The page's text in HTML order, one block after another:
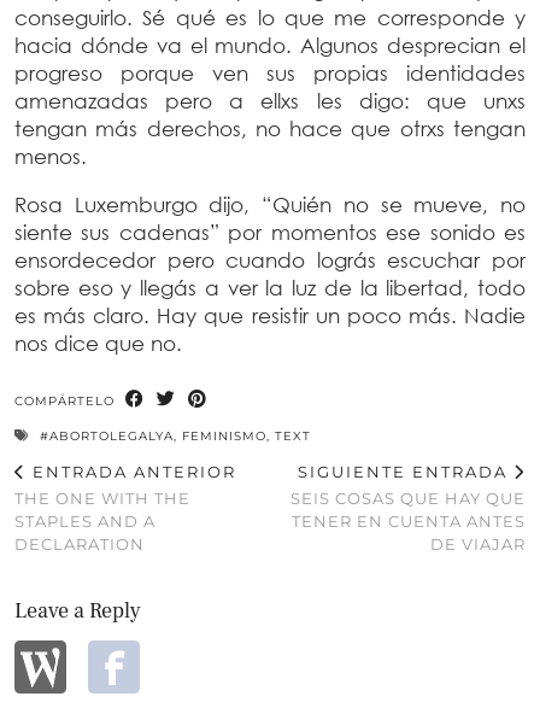
conseguirlo. Sé qué es lo que me corresponde y
hacia dónde va el mundo. Algunos desprecian el
progreso porque ven sus propias identidades
amenazadas pero a ellxs les digo: que unxs
tengan más derechos, no hace que otrxs tengan
menos.
Rosa Luxemburgo dijo, “Quién no se mueve, no
siente sus cadenas” por momentos ese sonido es
ensordecedor pero cuando lográs escuchar por
sobre eso y llegás a ver la luz de la libertad, todo
es más claro. Hay que resistir un poco más. Nadie
nos dice que no.
COMPÁRTELO
#ABORTOLEGALYA FEMINISMO TEXT
ENTRADA ANTERIOR
THE ONE WITH THE
STAPLES AND A
DECLARATION
SIGUIENTE ENTRADA
SEIS COSAS QUE HAY QUE
TENER EN CUENTA ANTES
DE VIAJAR
Leave a Reply